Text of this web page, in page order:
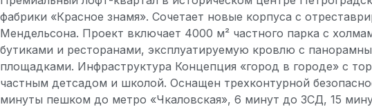
фабрики «Красное знамя». Сочетает новые корпуса с
Мендельсона. Проект включает 4000 м² частного парка с
бутиками и ресторанами, эксплуатируемую кровлю с
площадками. Инфраструктура Концепция «город в городе» с
частным детсадом и школой. Оснащен трехконтурной
минуты пешком до метро «Чкаловская», 6 минут до ЗСД, 15